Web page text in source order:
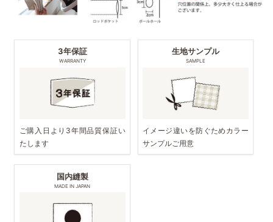
3年保証
WARRANTY
ご購入日より3年間品質保証い
たします
生地サンプル
SAMPLE
イメージ違いを防ぐためカラー
サンプルご用意
国内縫製
MADE IN JAPAN